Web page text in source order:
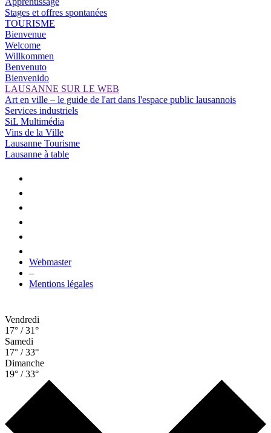
Stages et offres spontanées
TOURISME
Bienvenue
Welcome
Willkommen
Benvenuto
Bienvenido
LAUSANNE SUR LE WEB
Art en ville – le guide de l'art dans l'espace public lausannois
Services industriels
SiL Multimédia
Vins de la Ville
Lausanne Tourisme
Lausanne à table
Webmaster
–
Mentions légales
Vendredi
17° / 31°
Samedi
17° / 33°
Dimanche
19° / 33°